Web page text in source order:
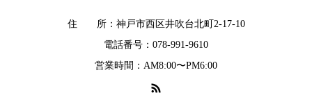
住 所：神戸市西区井吹台北町2-17-10
電話番号：078-991-9610
営業時間：AM8:00〜PM6:00